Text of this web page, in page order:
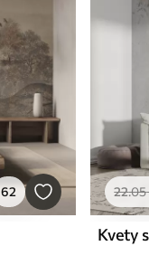
62 22.05